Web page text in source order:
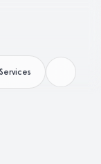
Services